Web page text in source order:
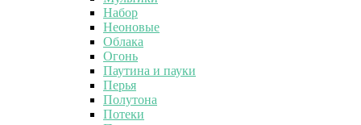
Набор
Неоновые
Облака
Огонь
Паутина и пауки
Перья
Полутона
Потеки